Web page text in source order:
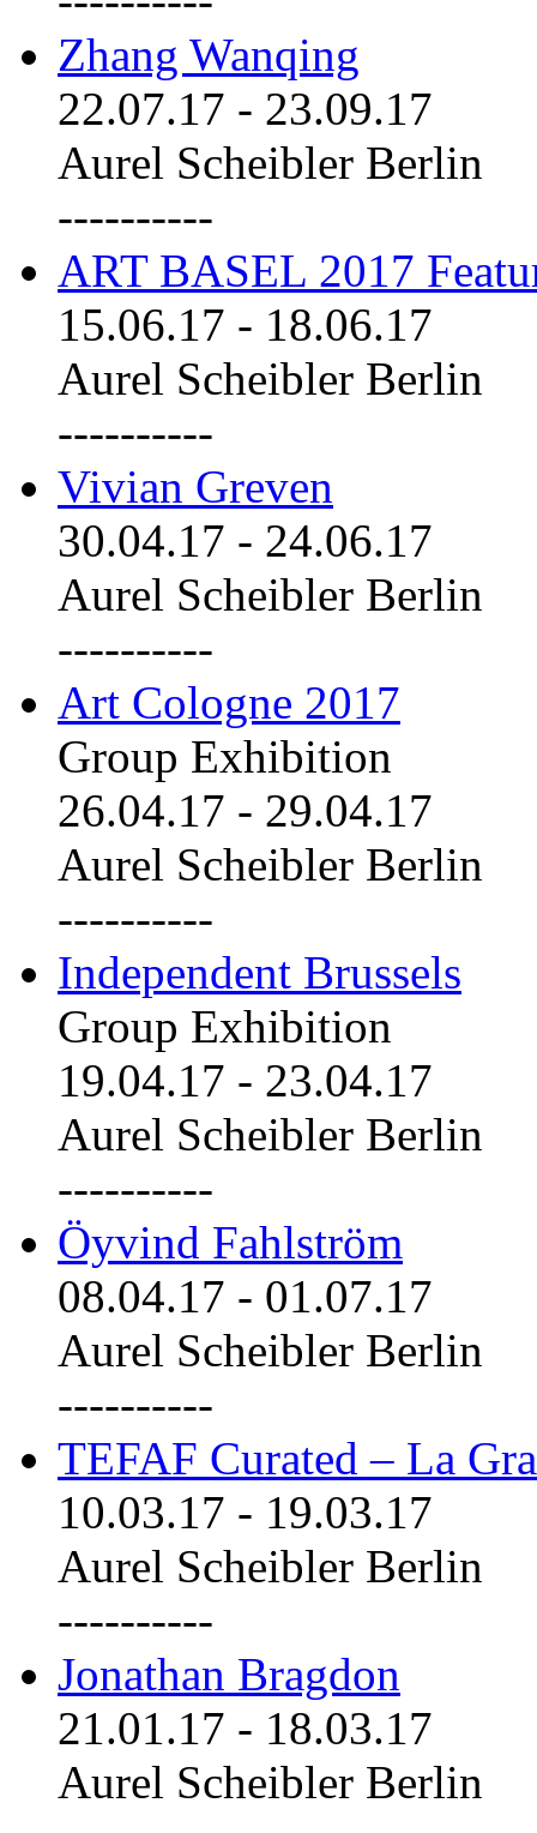
Zhang Wanqing
22.07.17 - 23.09.17
Aurel Scheibler Berlin
----------
ART BASEL 2017
15.06.17 - 18.06.17
Aurel Scheibler Berlin
----------
Vivian Greven
30.04.17 - 24.06.17
Aurel Scheibler Berlin
----------
Art Cologne 2017
Group Exhibition
26.04.17 - 29.04.17
Aurel Scheibler Berlin
----------
Independent Brussels
Group Exhibition
19.04.17 - 23.04.17
Aurel Scheibler Berlin
----------
Öyvind Fahlström
08.04.17 - 01.07.17
Aurel Scheibler Berlin
----------
TEFAF Curated – La
10.03.17 - 19.03.17
Aurel Scheibler Berlin
----------
Jonathan Bragdon
21.01.17 - 18.03.17
Aurel Scheibler Berlin